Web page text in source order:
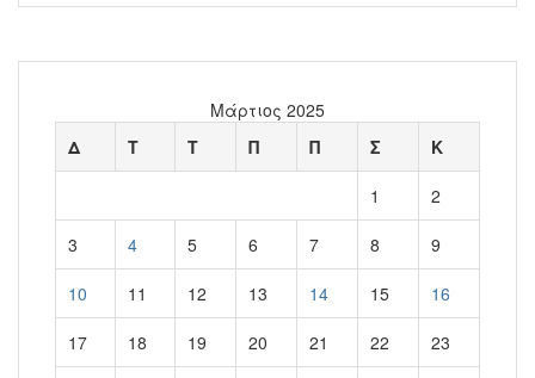
Μάρτιος 2025
Δ
Τ Τ Π Π Σ Κ
1 2
3 4 5 6 7 8 9
10 11 12 13 14 15 16
17 18 19 20 21 22 23